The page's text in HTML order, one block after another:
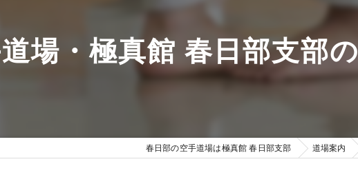
場・極真館 春日部支部
春日部の空手道場は極真館 春日部支部 道場案内